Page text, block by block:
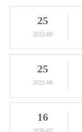
25
2022-09
25
2022-09
16